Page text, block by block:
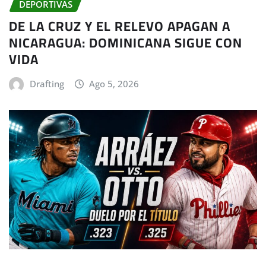
DEPORTIVAS
DE LA CRUZ Y EL RELEVO APAGAN A
NICARAGUA: DOMINICANA SIGUE CON
VIDA
Drafting Ago 5, 2026